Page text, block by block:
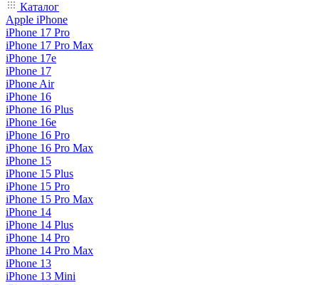
Каталог
Apple iPhone
iPhone 17 Pro
iPhone 17 Pro Max
iPhone 17e
iPhone 17
iPhone Air
iPhone 16
iPhone 16 Plus
iPhone 16e
iPhone 16 Pro
iPhone 16 Pro Max
iPhone 15
iPhone 15 Plus
iPhone 15 Pro
iPhone 15 Pro Max
iPhone 14
iPhone 14 Plus
iPhone 14 Pro
iPhone 14 Pro Max
iPhone 13
iPhone 13 Mini